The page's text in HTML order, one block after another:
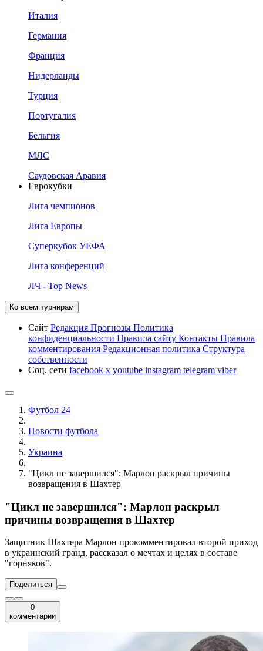
Италия
Германия
Франция
Нидерланды
Турция
Португалия
Бельгия
МЛС
Саудовская Аравия
Еврокубки
Лига чемпионов
Лига Европы
Суперкубок УЕФА
Лига конференций
ЛЧ - Top News
Ко всем турнирам
Сайт Редакция Прогнозы Политика
конфиденциальности Правила сайту Контакты Правила
комментирования Редакционная политика Структура
собственности
Соц. сети facebook x youtube instagram telegram viber
Футбол 24
Новости футбола
Украина
"Цикл не завершился": Марлон раскрыл причины
возвращения в Шахтер
"Цикл не завершился": Марлон раскрыл
причины возвращения в Шахтер
Защитник Шахтера Марлон прокомментировал второй приход
в украинский гранд, рассказал о мечтах и целях в составе
"горняков".
Поделиться
0
комментарии